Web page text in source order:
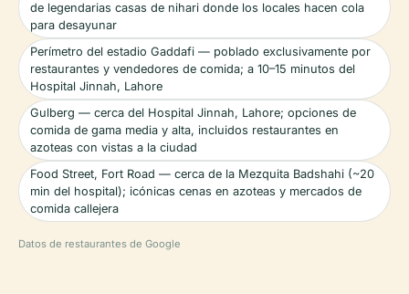
de legendarias casas de nihari donde los locales hacen cola
para desayunar
Perímetro del estadio Gaddafi — poblado exclusivamente por
restaurantes y vendedores de comida; a 10–15 minutos del
Hospital Jinnah, Lahore
Gulberg — cerca del Hospital Jinnah, Lahore; opciones de
comida de gama media y alta, incluidos restaurantes en
azoteas con vistas a la ciudad
Food Street, Fort Road — cerca de la Mezquita Badshahi (~20
min del hospital); icónicas cenas en azoteas y mercados de
comida callejera
Datos de restaurantes de Google